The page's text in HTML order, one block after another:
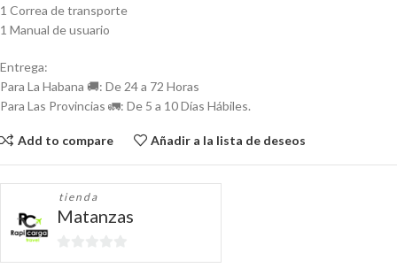
1 Correa de transporte
1 Manual de usuario
Entrega:
Para La Habana 🚚: De 24 a 72 Horas
Para Las Provincias 🚛: De 5 a 10 Días Hábiles.
Add to compare Añadir a la lista de deseos
tienda
Matanzas
0